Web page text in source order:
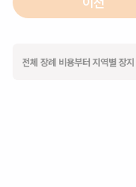
전체 장례 비용부터 지역별 장